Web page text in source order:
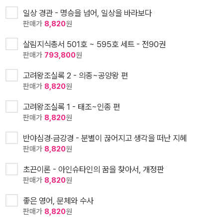
일상 경관 - 명승을 넘어, 일상을 바라보다
판매가 8,820원
살림지식총서 501호 ~ 595호 세트 - 전90권
판매가 793,800원
고려왕조실록 2 - 의종~공양왕 편
판매가 8,820원
고려왕조실록 1 - 태조~인종 편
판매가 8,820원
반야심경·금강경 - 분별이 끊어지고 생각을 떠난 지혜
판매가 8,820원
초끈이론 - 아인슈타인의 꿈을 찾아서, 개정판
판매가 8,820원
좋은 영어, 문체와 수사
판매가 8,820원